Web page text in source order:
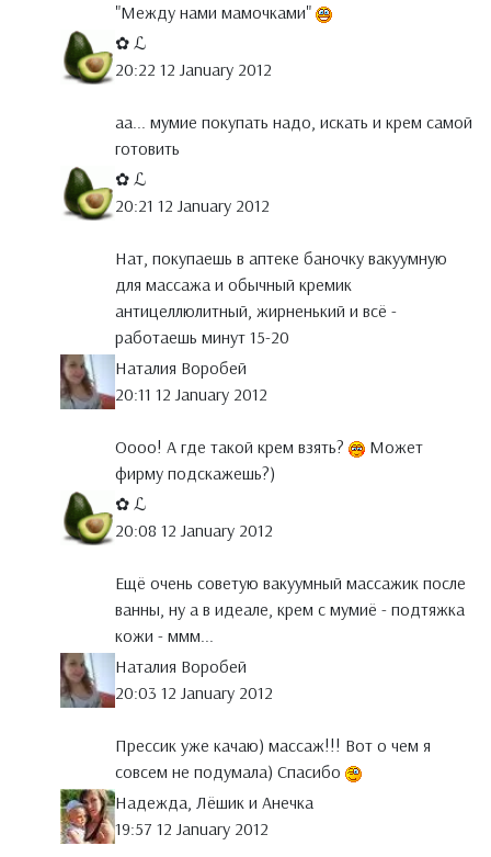
"Между нами мамочками"
✿ ℒ
20:22 12 January 2012
аа... мумие покупать надо, искать и крем самой
готовить
✿ ℒ
20:21 12 January 2012
Нат, покупаешь в аптеке баночку вакуумную
для массажа и обычный кремик
антицеллюлитный, жирненький и всё -
работаешь минут 15-20
Наталия Воробей
20:11 12 January 2012
Оооо! А где такой крем взять?
Может
фирму подскажешь?)
✿ ℒ
20:08 12 January 2012
Ещё очень советую вакуумный массажик после
ванны, ну а в идеале, крем с мумиё - подтяжка
кожи - ммм...
Наталия Воробей
20:03 12 January 2012
Прессик уже качаю) массаж!!! Вот о чем я
совсем не подумала) Спасибо
Надежда, Лёшик и Анечка
19:57 12 January 2012